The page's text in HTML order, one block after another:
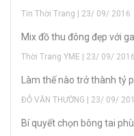
Tin Thời Trang | 23/ 09/ 2016
Mix đồ thu đông đẹp với
Thời Trang YME | 23/ 09/ 2016
Làm thế nào trở thành tỷ
ĐỖ VĂN THƯỜNG | 23/ 09/
Bí quyết chọn bông tai